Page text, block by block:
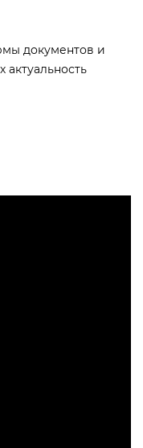
документов и
актуальность